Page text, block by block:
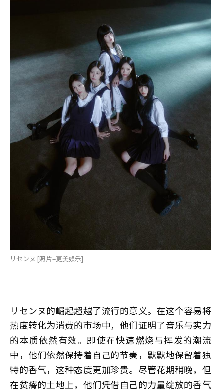
リセンヌ [照片=更美娱乐]
リセンヌ的崛起超越了流行的意义。在这个容易将
热度转化为消费的市场中，他们证明了音乐与实力
的本质依然有效。即使在快速燃烧与挥发的潮流
中，他们依然保持着自己的节奏，默默地保留着独
特的香气，这种态度更加珍贵。尽管花期稍晚，但
在贫瘠的土地上，他们凭借自己的力量绽放的香气